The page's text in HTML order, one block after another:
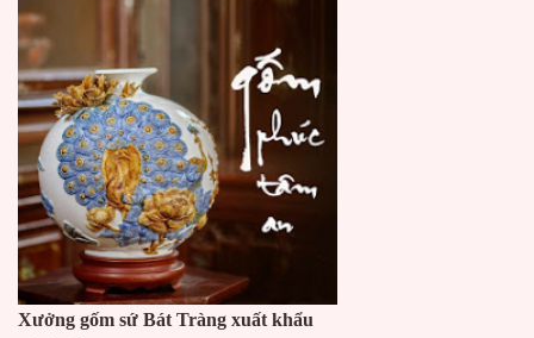
Xưởng gốm sứ Bát Tràng xuất khẩu